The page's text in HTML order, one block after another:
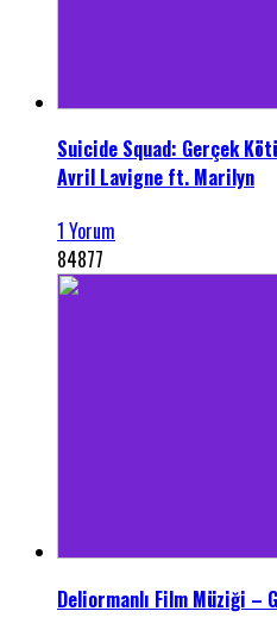
Suicide Squad: Gerçek
Avril Lavigne ft. Marilyn
1 Yorum
84877
Deliormanlı Film Müziği –